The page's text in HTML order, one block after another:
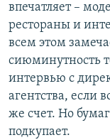
впечатляет –
рестораны и
всем этом
сиюминутность
интервью с
агентства, если
же счет. Но
подкупает.